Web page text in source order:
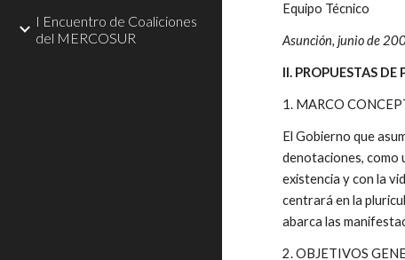
I Encuentro de Coaliciones
del MERCOSUR
Equipo Técnico
Asunción, junio de
II. PROPUESTAS
1. MARCO
El Gobierno que
denotaciones, como
existencia y con la
centrará en la
abarca las
2. OBJETIVOS